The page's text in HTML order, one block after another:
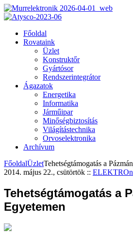
Főoldal
Rovataink
Üzlet
Konstruktőr
Gyártósor
Rendszerintegrátor
Ágazatok
Energetika
Informatika
Járműipar
Minőségbiztosítás
Világítástechnika
Orvoselektronika
Archívum
FőoldalÜzletTehetségtámogatás a
2014. május 22., csütörtök ::
Tehetségtámogatás a
Egyetemen